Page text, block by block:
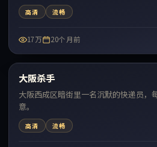
高清 流畅
17万 20个月前
最新
大阪杀手
大阪西成区暗街里一名沉默的快递员，
意。
高清 流畅